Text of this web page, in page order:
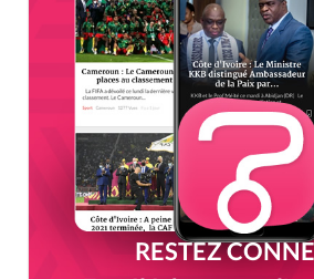
RESTEZ